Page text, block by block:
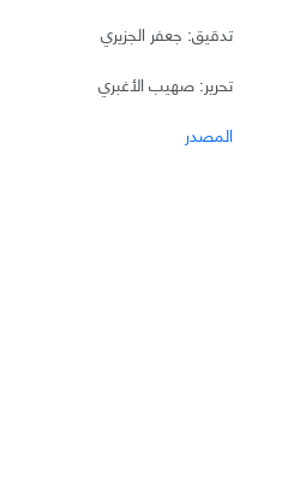
تدقيق: جعفر الجزيري
تحرير: صهيب الأغبري
المصدر